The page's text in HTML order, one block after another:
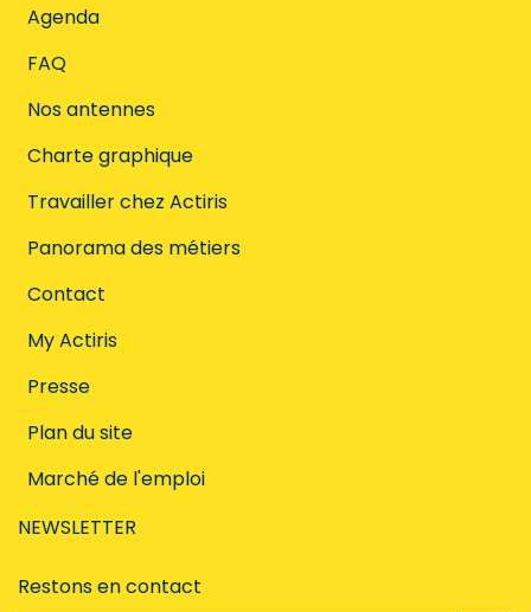
Agenda
FAQ
Nos antennes
Charte graphique
Travailler chez Actiris
Panorama des métiers
Contact
My Actiris
Presse
Plan du site
Marché de l'emploi
NEWSLETTER
Restons en contact